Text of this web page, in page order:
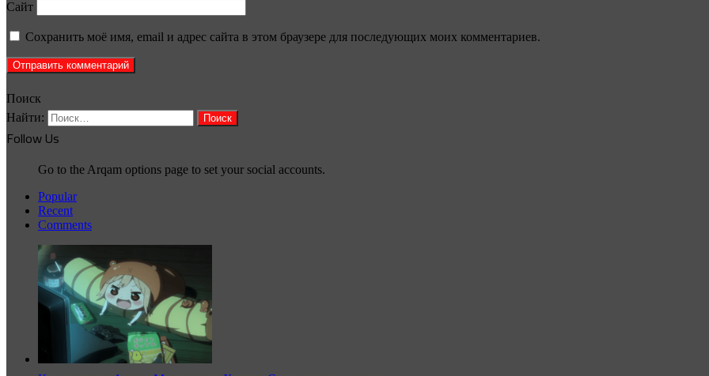
Сайт
Сохранить моё имя, email и адрес сайта в этом браузере для последующих моих комментариев.
Поиск
Найти:
Follow Us
Go to the Arqam options page to set your social accounts.
Popular
Recent
Comments